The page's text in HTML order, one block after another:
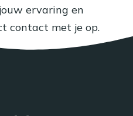
ervaring en
contact met je op.